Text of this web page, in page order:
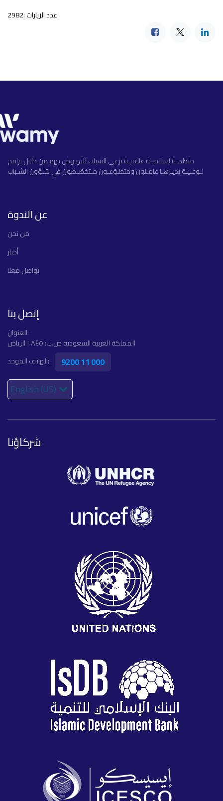
عدد الزيارات :2982
منظمـة إسلاميـة عالميـة ترعى الشباب للنهـوض بهم من خلال برامج
نـوعـيـة يديـرهـا عامـلون ومتطـوّعـون مـتخصّـصون في شـؤون الشـباب
عن الندوة
ﻣﻦ ﻧﺤﻦ
أخبار
تواصل معنا
إتصل بنا
العنوان:
المملكة العربية السعودية ص.ب: ١٠٨٤٥ الرياض
الهاتف الموحد:
9200 11 000
English (US)
شركاؤنا